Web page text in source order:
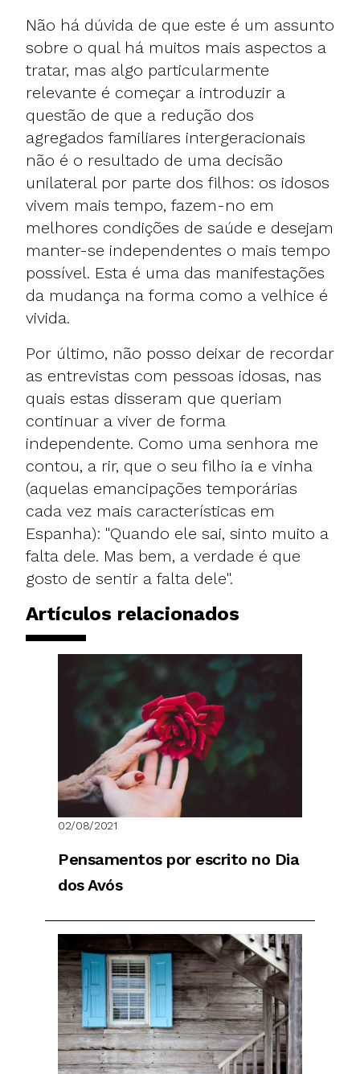
Não há dúvida de que este é um assunto
sobre o qual há muitos mais aspectos a
tratar, mas algo particularmente
relevante é começar a introduzir a
questão de que a redução dos
agregados familiares intergeracionais
não é o resultado de uma decisão
unilateral por parte dos filhos: os idosos
vivem mais tempo, fazem-no em
melhores condições de saúde e desejam
manter-se independentes o mais tempo
possível. Esta é uma das manifestações
da mudança na forma como a velhice é
vivida.
Por último, não posso deixar de recordar
as entrevistas com pessoas idosas, nas
quais estas disseram que queriam
continuar a viver de forma
independente. Como uma senhora me
contou, a rir, que o seu filho ia e vinha
(aquelas emancipações temporárias
cada vez mais características em
Espanha): "Quando ele sai, sinto muito a
falta dele. Mas bem, a verdade é que
gosto de sentir a falta dele".
Artículos relacionados
02/08/2021
Pensamentos por escrito no Dia
dos Avós